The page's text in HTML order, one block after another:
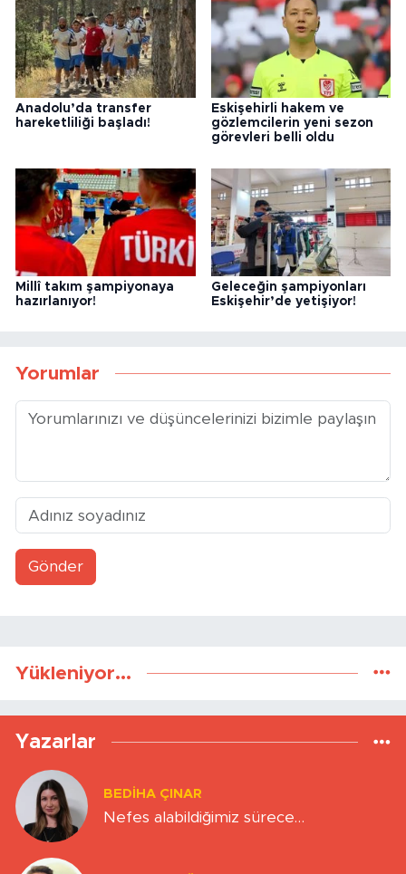
Anadolu’da transfer
hareketliliği başladı!
Eskişehirli hakem ve
gözlemcilerin yeni sezon
görevleri belli oldu
Millî takım şampiyonaya
hazırlanıyor!
Geleceğin şampiyonları
Eskişehir’de yetişiyor!
Yorumlar
Gönder
Yükleniyor...
Yazarlar
BEDIHA ÇINAR
Nefes alabildiğimiz sürece…